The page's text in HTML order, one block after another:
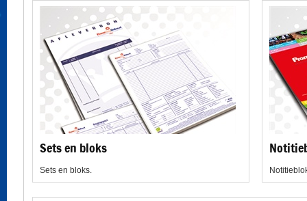
Sets en bloks
Sets en bloks.